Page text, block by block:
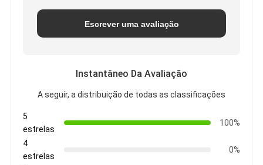
Escrever uma avaliação
Instantâneo Da Avaliação
A seguir, a distribuição de todas as classificações
5
estrelas
100%
4
estrelas
0%